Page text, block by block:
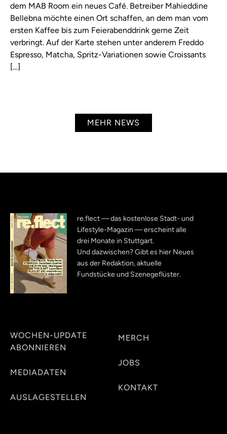
dem MAB Room ein neues Café. Betreiber Mahieddine
Bellebna möchte einen Ort schaffen, an dem man vom
ersten Kaffee bis zum Feierabenddrink gerne Zeit
verbringt. Auf der Karte stehen unter anderem Freddo
Espresso, Matcha, Spritz-Variationen sowie Croissants
[…]
MEHR NEWS
re.flect — das kostenlose Stadt- und
Lifestyle-Magazin — erscheint alle
drei Monate in Stuttgart.
Und dazwischen? Gibt es hier Neues
aus der Redaktion, aktuelle
Fundstücke und Szenegeflüster.
WOCHEN-UPDATE
ABONNIEREN
MEDIADATEN
AUSLAGESTELLEN
MERCH
JOBS
KONTAKT